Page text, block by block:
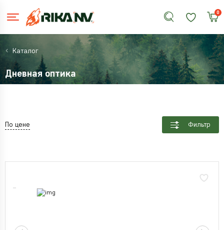
0
Каталог
Дневная оптика
По цене Фильтр